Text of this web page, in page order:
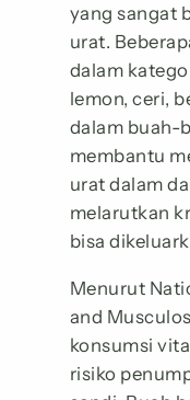
yang sangat
urat.
dalam
lemon, ceri,
dalam buah-
membantu
urat dalam
melarutkan
bisa
Menurut
and
konsumsi
risiko